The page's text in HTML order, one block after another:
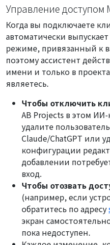
Управление доступом
Когда вы подключаете
автоматически
режиме, привязанный к
поэтому ассистент
имени и только в
являетесь.
Чтобы отключить
AB Projects в этом
удалите
Claude/ChatGPT или
конфигурации
добавлении
вход.
Чтобы отозвать
(например, если
обратитесь по адресу
экран
пока недоступен.